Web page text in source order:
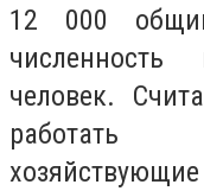
12 000
человек.
работать